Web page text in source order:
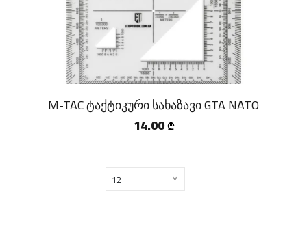
M-TAC ტაქტიკური სახაზავი GTA NATO
14.00 ₾
12